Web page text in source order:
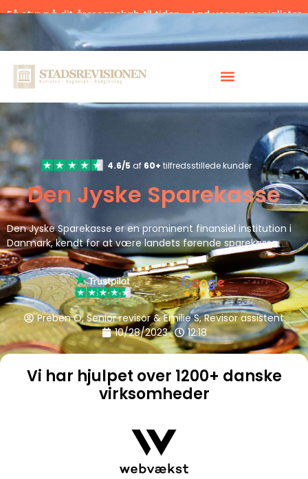
Få styr på dit årsregnskab til tiden – Lad vores specialister
4.6/5 af 60+ tilfredsstillede kunder
Den Jyske Sparekasse
Den Jyske Sparekasse er en prominent finansiel institution i
Danmark, kendt for at være landets førende sparekasse.
Preben O, Senior revisor & Emilie S, Revisor assistent
10/28/2023
12:18
Vi har hjulpet over 1200+ danske
virksomheder